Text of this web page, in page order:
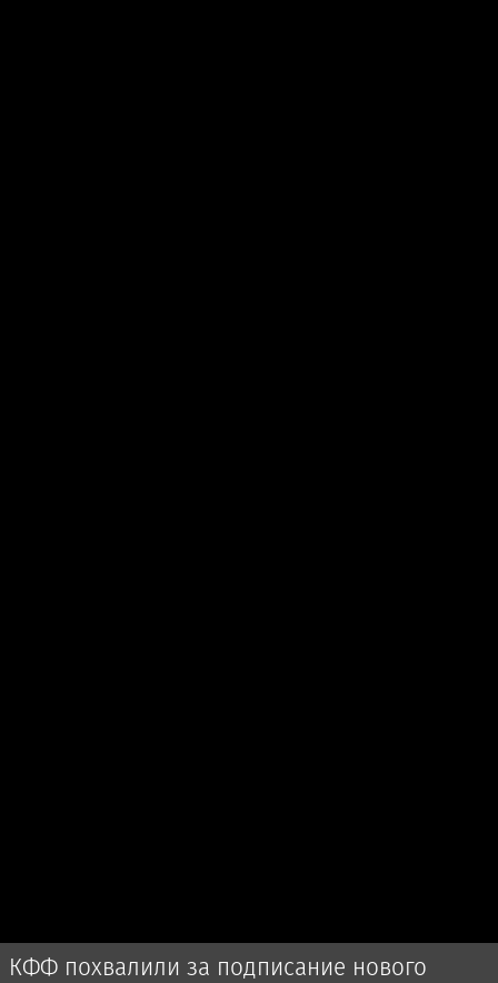
КФФ похвалили за подписание нового